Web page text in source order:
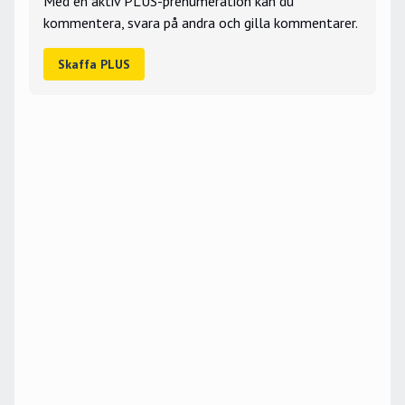
kommentera, svara på andra och gilla kommentarer.
Skaffa PLUS